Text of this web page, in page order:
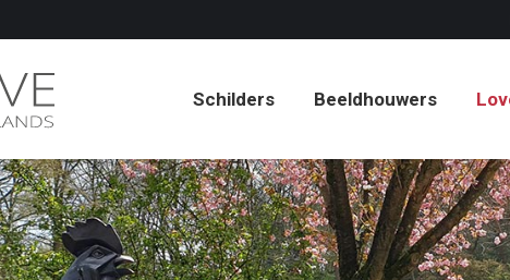
Schilders Beeldhouwers
Schilders Beeldhouwers